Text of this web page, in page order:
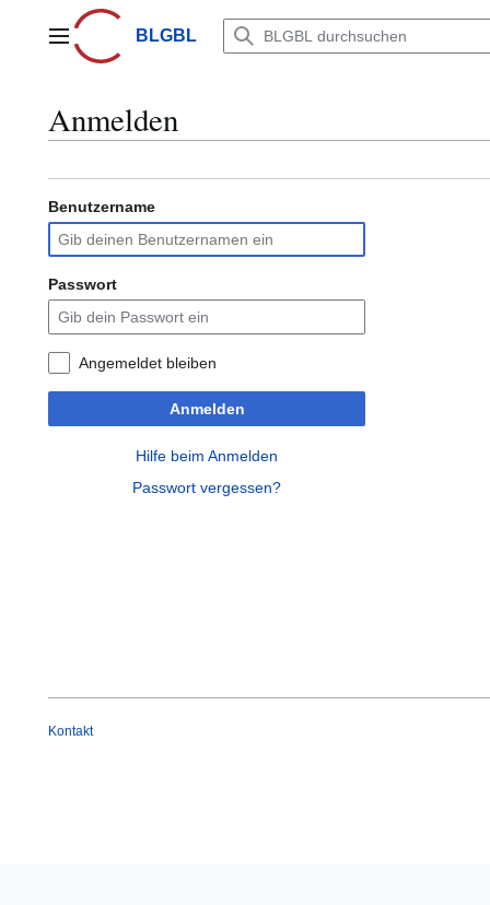
springenHauptmenüBLGBL
Anmelden
Benutzername
Passwort
Angemeldet bleiben
Anmelden
Hilfe beim Anmelden
Passwort vergessen?
Kontakt